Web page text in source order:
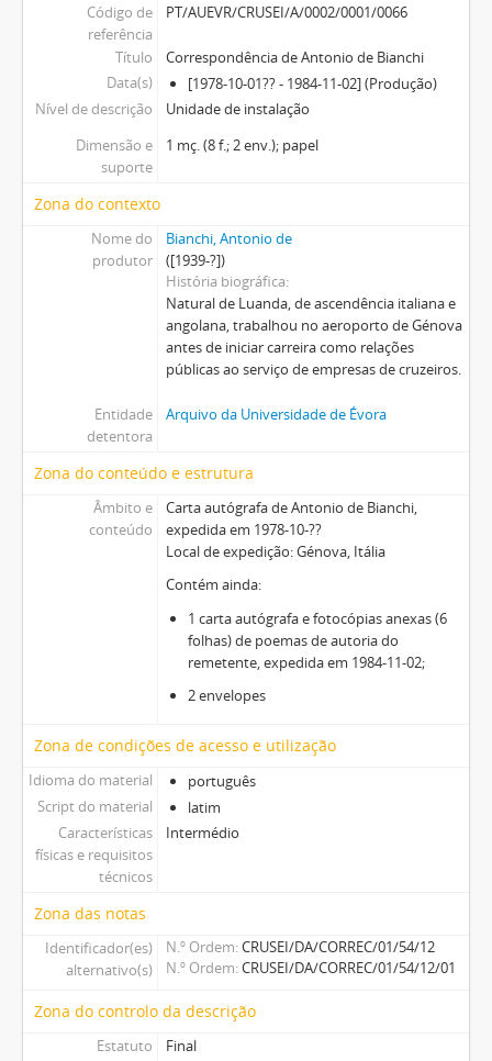
Código de
referência
PT/AUEVR/CRUSEI/A/0002/0001/0066
Título
Correspondência de Antonio de Bianchi
Data(s)
[1978-10-01?? - 1984-11-02] (Produção)
Nível de descrição
Unidade de instalação
Dimensão e
suporte
1 mç. (8 f.; 2 env.); papel
Zona do contexto
Nome do
produtor
Bianchi, Antonio de
([1939-?])
História biográfica
Natural de Luanda, de ascendência italiana e
angolana, trabalhou no aeroporto de Génova
antes de iniciar carreira como relações
públicas ao serviço de empresas de cruzeiros.
Entidade
detentora
Arquivo da Universidade de Évora
Zona do conteúdo e estrutura
Âmbito e
conteúdo
Carta autógrafa de Antonio de Bianchi,
expedida em 1978-10-??
Local de expedição: Génova, Itália
Contém ainda:
1 carta autógrafa e fotocópias anexas (6
folhas) de poemas de autoria do
remetente, expedida em 1984-11-02;
2 envelopes
Zona de condições de acesso e utilização
Idioma do material
português
Script do material
latim
Características
físicas e requisitos
técnicos
Intermédio
Zona das notas
Identificador(es)
alternativo(s)
N.º Ordem CRUSEI/DA/CORREC/01/54/12
N.º Ordem CRUSEI/DA/CORREC/01/54/12/01
Zona do controlo da descrição
Estatuto
Final